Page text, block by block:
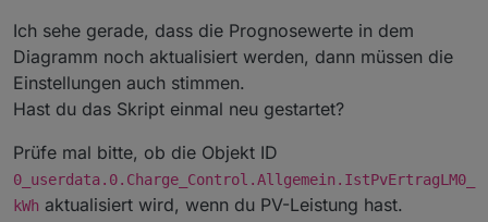
Ich sehe gerade, dass die Prognosewerte in dem
Diagramm noch aktualisiert werden, dann müssen die
Einstellungen auch stimmen.
Hast du das Skript einmal neu gestartet?
Prüfe mal bitte, ob die Objekt ID
0_userdata.0.Charge_Control.Allgemein.IstPvErtragLM0_
kWh aktualisiert wird, wenn du PV-Leistung hast.